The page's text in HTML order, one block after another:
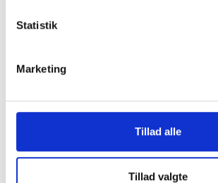
Statistik
Marketing
Tillad alle
Tillad valgte
Specifikationer
Farve:GRÅSORT (RAL7021)